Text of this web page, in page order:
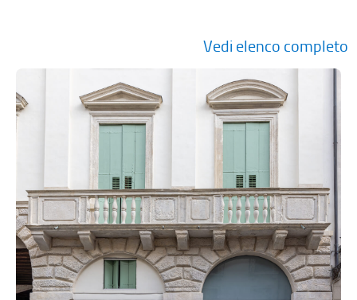
Vedi elenco completo